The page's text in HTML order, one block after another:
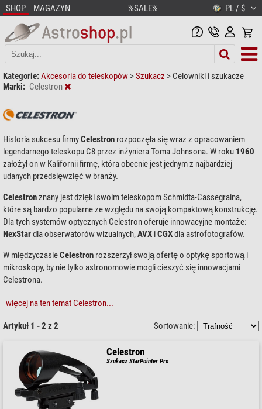
SHOP MAGAZYN %SALE% PL / $
Kategorie:Akcesoria do teleskopów >Szukacz > Celowniki i szukacze
Marki: Celestron
Historia sukcesu firmyCelestron rozpoczęła się wraz z opracowaniem
legendarnego teleskopu C8 przez inżyniera Toma Johnsona. W roku 1960
założył on w Kalifornii firmę, która obecnie jest jednym z najbardziej
udanych przedsięwzięć w branży.
Celestronznany jest dzięki swoim teleskopom Schmidta-Cassegraina,
które są bardzo popularne ze względu na swoją kompaktową konstrukcję.
Dla tych systemów optycznych Celestron oferuje innowacyjne montaże:
NexStardla obserwatorów wizualnych,AVX iCGXdla astrofotografów.
W międzyczasieCelestron rozszerzył swoją ofertę o optykę sportową i
mikroskopy, by nie tylko astronomowie mogli cieszyć się innowacjami
Celestrona.
więcej na ten temat Celestron...
Artykuł 1 - 2 z 2 Sortowanie:
Celestron
Szukacz StarPointer Pro